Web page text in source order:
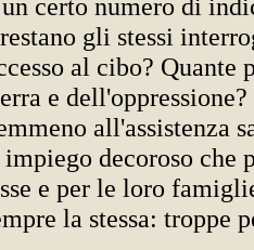
certo numero di
gli stessi
al cibo? Quante
e dell'oppressione?
all'assistenza
decoroso che
e per le loro
la stessa: troppe